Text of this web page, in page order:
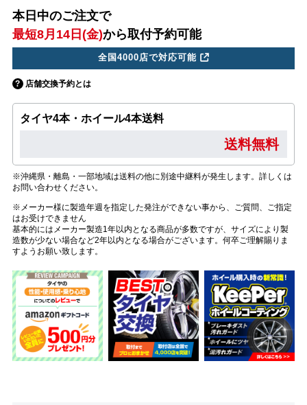
本日中のご注文で
最短8月14日(金)から取付予約可能
全国4000店で対応可能
店舗交換予約とは
タイヤ4本・ホイール4本送料
送料無料
※沖縄県・離島・一部地域は送料の他に別途中継料が発生します。詳しくは
お問い合わせください。
※メーカー様に製造年週を指定した発注ができない事から、ご質問、ご指定
はお受けできません
基本的にはメーカー製造1年以内となる商品が多数ですが、サイズにより製
造数が少ない場合など2年以内となる場合がございます。何卒ご理解賜りま
すようお願い致します。